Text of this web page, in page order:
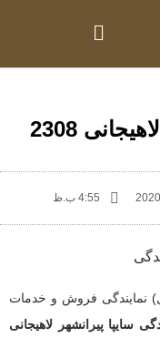
2308
4:55 ب.ظ
نمایندگی فروش و خدمات
سایپا پیرانشهر لاهیجانی